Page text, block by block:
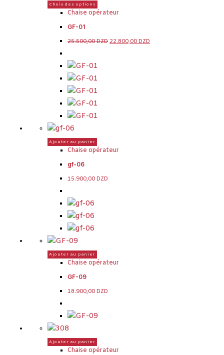
Choix des options
Chaise opérateur
GF-01
25.500,00DZD 22.800,00 DZD
Ajouter au panier
Chaise opérateur
gf-06
15.900,00 DZD
Ajouter au panier
Chaise opérateur
GF-09
18.900,00 DZD
Ajouter au panier
Chaise opérateur